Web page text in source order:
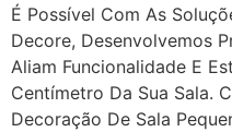
É Possível Com As
Decore, Desenvolvemos
Aliam Funcionalidade E
Centímetro Da Sua Sala.
Decoração De Sala